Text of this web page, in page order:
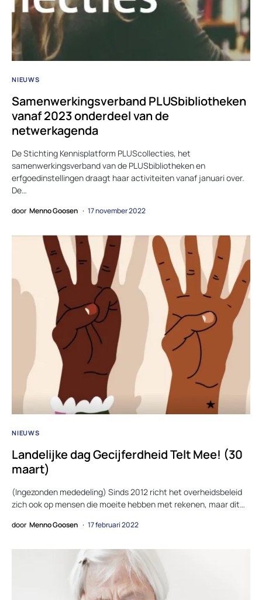
NIEUWS
Samenwerkingsverband PLUSbibliotheken
vanaf 2023 onderdeel van de
netwerkagenda
De Stichting Kennisplatform PLUScollecties, het
samenwerkingsverband van de PLUSbibliotheken en
erfgoedinstellingen draagt haar activiteiten vanaf januari over.
De…
door Menno Goosen 17 november 2022
NIEUWS
Landelijke dag Gecijferdheid Telt Mee! (30
maart)
(Ingezonden mededeling) Sinds 2012 richt het overheidsbeleid
zich ook op mensen die moeite hebben met rekenen, maar dit…
door Menno Goosen 17 februari 2022